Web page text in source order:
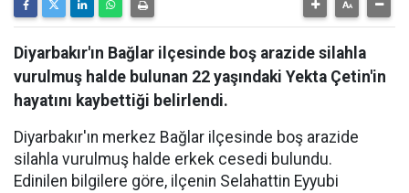
Diyarbakır'ın Bağlar ilçesinde boş arazide silahla
vurulmuş halde bulunan 22 yaşındaki Yekta Çetin'in
hayatını kaybettiği belirlendi.
Diyarbakır'ın merkez Bağlar ilçesinde boş arazide
silahla vurulmuş halde erkek cesedi bulundu.
Edinilen bilgilere göre, ilçenin Selahattin Eyyubi